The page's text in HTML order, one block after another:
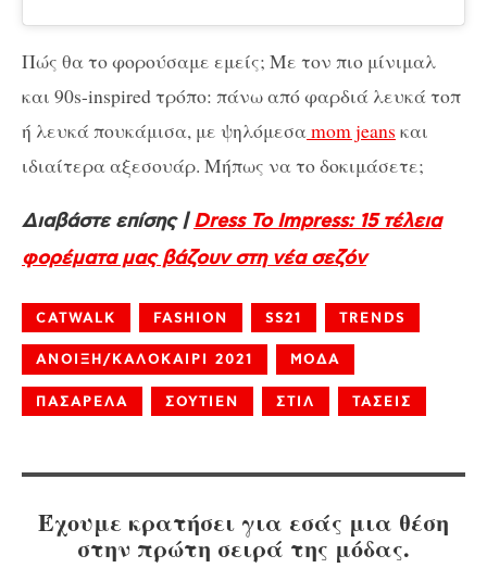
Πώς θα το φορούσαμε εμείς; Με τον πιο μίνιμαλ
και 90s-inspired τρόπο: πάνω από φαρδιά λευκά τοπ
ή λευκά πουκάμισα, με ψηλόμεσαmom jeans και
ιδιαίτερα αξεσουάρ. Μήπως να το δοκιμάσετε;
Διαβάστε επίσης |Dress To Impress: 15 τέλεια
φορέματα μας βάζουν στη νέα σεζόν
CATWALK FASHION SS21 TRENDS
ΑΝΟΙΞΗ/ΚΑΛΟΚΑΙΡΙ 2021 ΜΟΔΑ
ΠΑΣΑΡΕΛΑ ΣΟΥΤΙΕΝ ΣΤΙΛ ΤΑΣΕΙΣ
Έχουμε κρατήσει για εσάς μια θέση
στην πρώτη σειρά της μόδας.